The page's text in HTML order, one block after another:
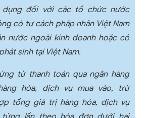
dụng đối với các tổ chức nước
có tư cách pháp nhân Việt Nam
nước ngoài kinh doanh hoặc có
sinh tại Việt Nam.
từ thanh toán qua ngân hàng
hóa, dịch vụ mua vào, trừ
tổng giá trị hàng hóa, dịch vụ